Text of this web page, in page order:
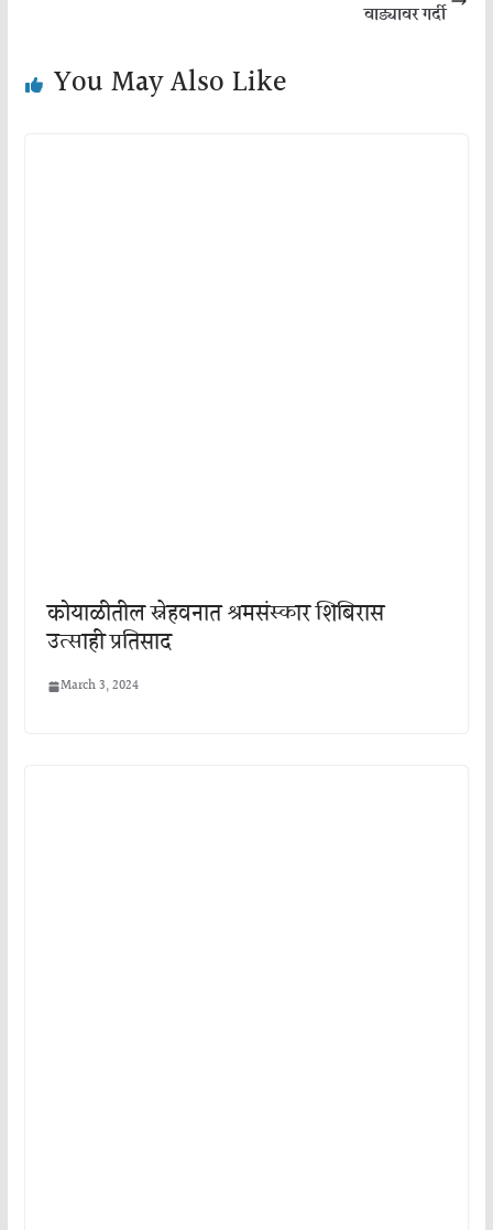
वाड्यावर गर्दी
You May Also Like
कोयाळीतील स्नेहवनात श्रमसंस्कार शिबिरास
उत्साही प्रतिसाद
March 3, 2024